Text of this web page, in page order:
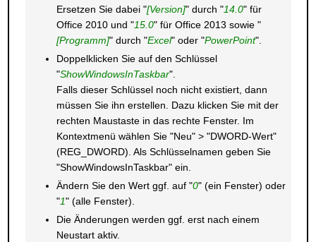
Ersetzen Sie dabei "[Version]" durch "14.0" für
Office 2010 und "15.0" für Office 2013 sowie "
[Programm]" durch "Excel" oder "PowerPoint".
Doppelklicken Sie auf den Schlüssel
"ShowWindowsInTaskbar".
Falls dieser Schlüssel noch nicht existiert, dann
müssen Sie ihn erstellen. Dazu klicken Sie mit der
rechten Maustaste in das rechte Fenster. Im
Kontextmenü wählen Sie "Neu" > "DWORD-Wert"
(REG_DWORD). Als Schlüsselnamen geben Sie
"ShowWindowsInTaskbar" ein.
Ändern Sie den Wert ggf. auf "0" (ein Fenster) oder
"1" (alle Fenster).
Die Änderungen werden ggf. erst nach einem
Neustart aktiv.